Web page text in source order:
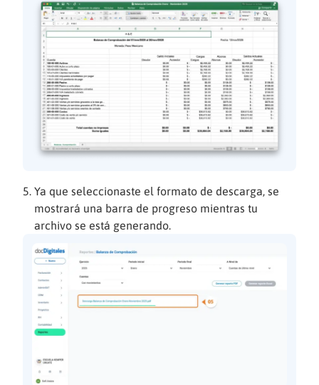
Ya que seleccionaste el formato de descarga, se
mostrará una barra de progreso mientras tu
archivo se está generando.